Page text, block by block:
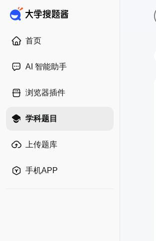
首页
AI 智能助手
浏览器插件
学科题目
上传题库
手机APP